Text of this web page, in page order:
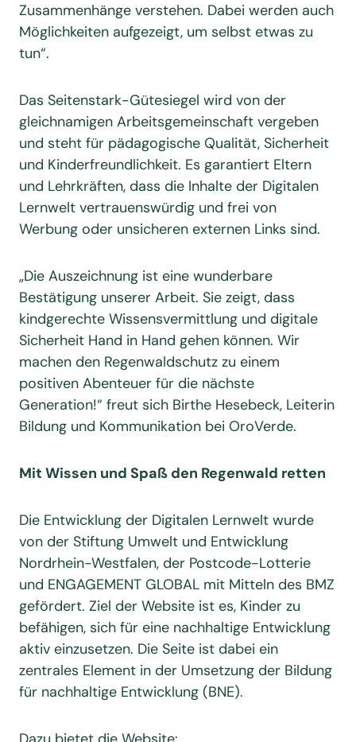
Zusammenhänge verstehen. Dabei werden auch
Möglichkeiten aufgezeigt, um selbst etwas zu
tun“.
Das Seitenstark-Gütesiegel wird von der
gleichnamigen Arbeitsgemeinschaft vergeben
und steht für pädagogische Qualität, Sicherheit
und Kinderfreundlichkeit. Es garantiert Eltern
und Lehrkräften, dass die Inhalte der Digitalen
Lernwelt vertrauenswürdig und frei von
Werbung oder unsicheren externen Links sind.
„Die Auszeichnung ist eine wunderbare
Bestätigung unserer Arbeit. Sie zeigt, dass
kindgerechte Wissensvermittlung und digitale
Sicherheit Hand in Hand gehen können. Wir
machen den Regenwaldschutz zu einem
positiven Abenteuer für die nächste
Generation!“ freut sich Birthe Hesebeck, Leiterin
Bildung und Kommunikation bei OroVerde.
Mit Wissen und Spaß den Regenwald retten
Die Entwicklung der Digitalen Lernwelt wurde
von der Stiftung Umwelt und Entwicklung
Nordrhein-Westfalen, der Postcode-Lotterie
und ENGAGEMENT GLOBAL mit Mitteln des BMZ
gefördert. Ziel der Website ist es, Kinder zu
befähigen, sich für eine nachhaltige Entwicklung
aktiv einzusetzen. Die Seite ist dabei ein
zentrales Element in der Umsetzung der Bildung
für nachhaltige Entwicklung (BNE).